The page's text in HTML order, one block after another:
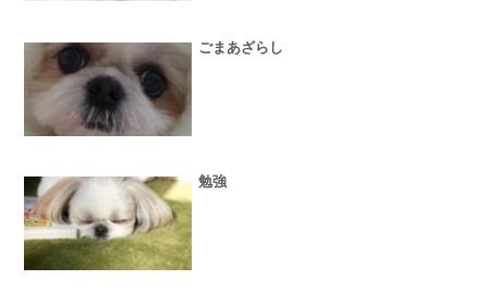
ごまあざらし
勉強